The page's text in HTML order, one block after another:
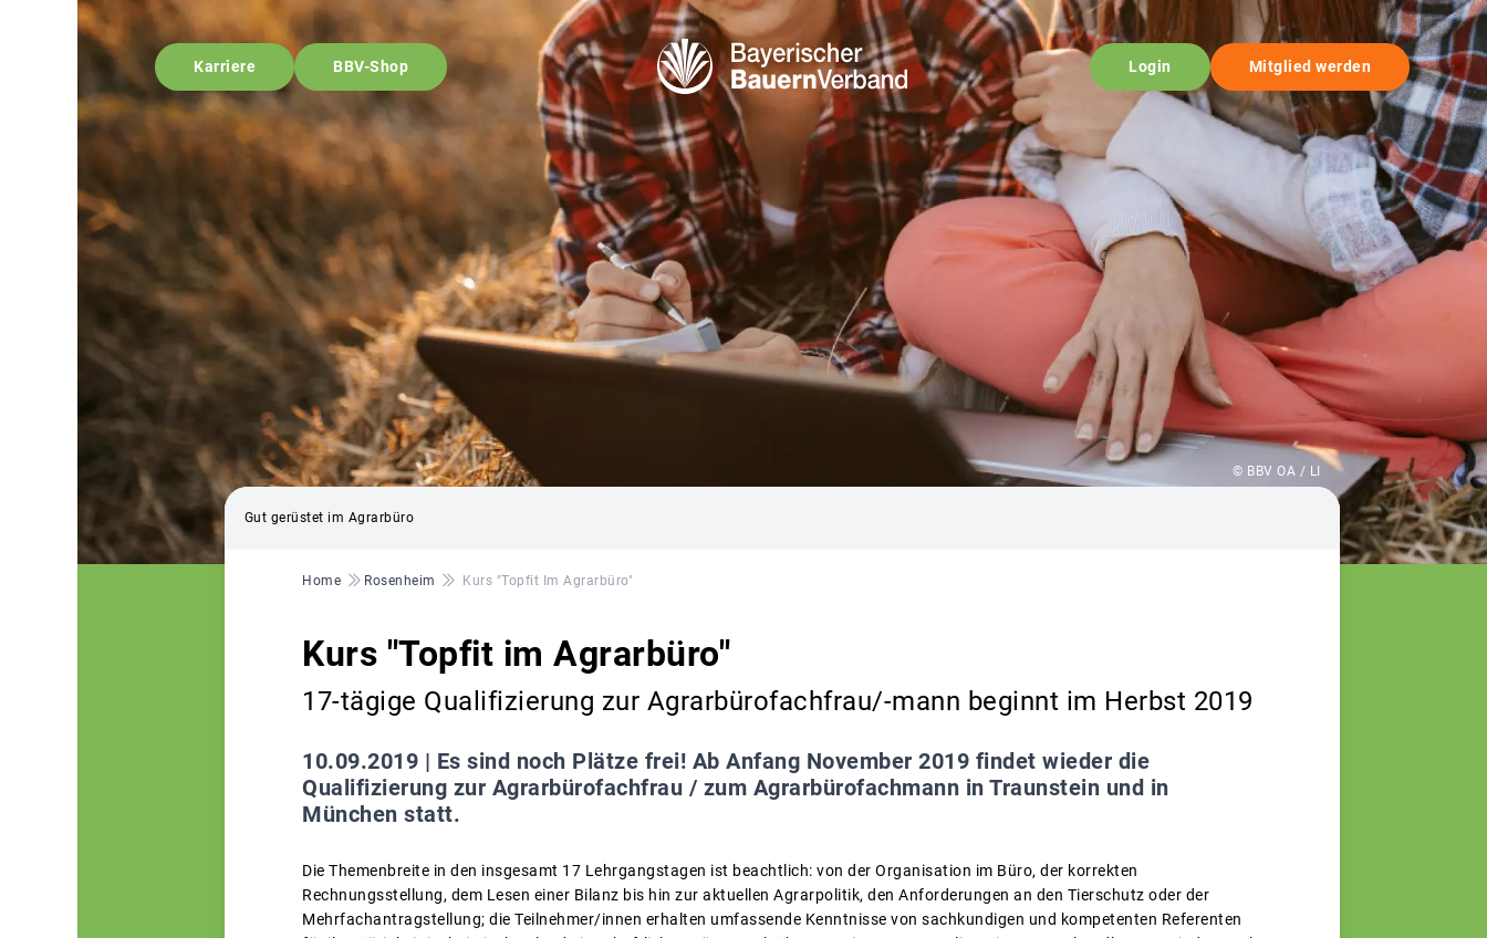
Karriere BBV-Shop Login Mitglied werden
© BBV OA / LI
Gut gerüstet im Agrarbüro
Pfadnavigation
Home Rosenheim Kurs "Topfit Im Agrarbüro"
Kurs "Topfit im Agrarbüro"
17-tägige Qualifizierung zur Agrarbürofachfrau/-mann beginnt im Herbst 2019
10.09.2019 | Es sind noch Plätze frei! Ab Anfang November 2019 findet wieder die
Qualifizierung zur Agrarbürofachfrau / zum Agrarbürofachmann in Traunstein und in
München statt.
Die Themenbreite in den insgesamt 17 Lehrgangstagen ist beachtlich: von der Organisation im Büro, der korrekten
Rechnungsstellung, dem Lesen einer Bilanz bis hin zur aktuellen Agrarpolitik, den Anforderungen an den Tierschutz oder der
Mehrfachantragstellung; die Teilnehmer/innen erhalten umfassende Kenntnisse von sachkundigen und kompetenten Referenten